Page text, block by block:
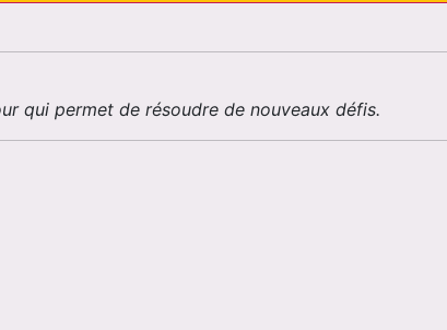
qui permet de résoudre de nouveaux défis.